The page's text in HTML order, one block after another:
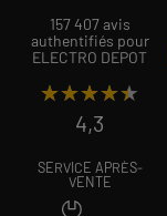
157 407 avis
authentifiés pour
ELECTRO DEPOT
★★★★★
★★★★★
4,3
SERVICE APRÈS-
VENTE